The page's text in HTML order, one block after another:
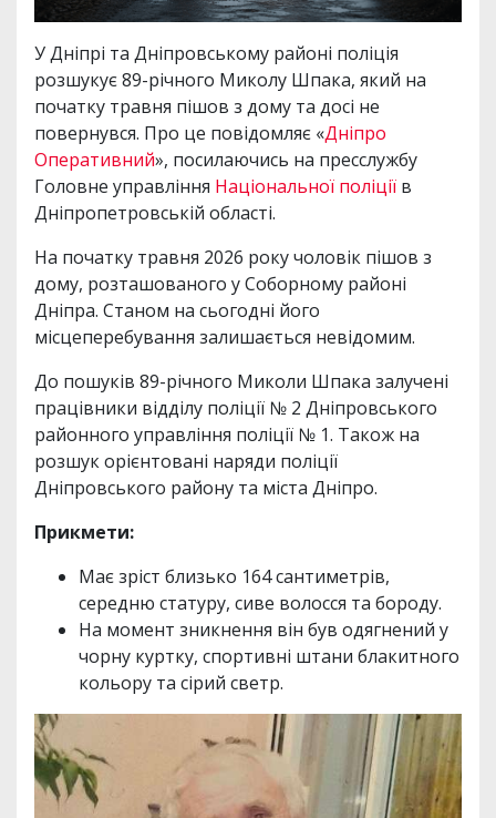
У Дніпрі та Дніпровському районі поліція
розшукує 89-річного Миколу Шпака, який на
початку травня пішов з дому та досі не
повернувся. Про це повідомляє «Дніпро
Оперативний», посилаючись на пресслужбу
Головне управління Національної поліції в
Дніпропетровській області.
На початку травня 2026 року чоловік пішов з
дому, розташованого у Соборному районі
Дніпра. Станом на сьогодні його
місцеперебування залишається невідомим.
До пошуків 89-річного Миколи Шпака залучені
працівники відділу поліції № 2 Дніпровського
районного управління поліції № 1. Також на
розшук орієнтовані наряди поліції
Дніпровського району та міста Дніпро.
Прикмети:
Має зріст близько 164 сантиметрів,
середню статуру, сиве волосся та бороду.
На момент зникнення він був одягнений у
чорну куртку, спортивні штани блакитного
кольору та сірий светр.